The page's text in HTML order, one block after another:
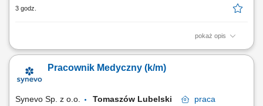
3 godz.
pokaż opis
Opis stanowiska: Obsługa Pacjentów w Punkcie Pobrań; Wykonywanie
Prowadzenie dokumentacji medycznej zgodnie ze standardami Punktu
Pobrań; Obsługa kasy fiskalnej i systemu komputerowego do obsługi
Pracownik Medyczny (k/m)
Synevo Sp. z o.o. Tomaszów Lubelski
praca